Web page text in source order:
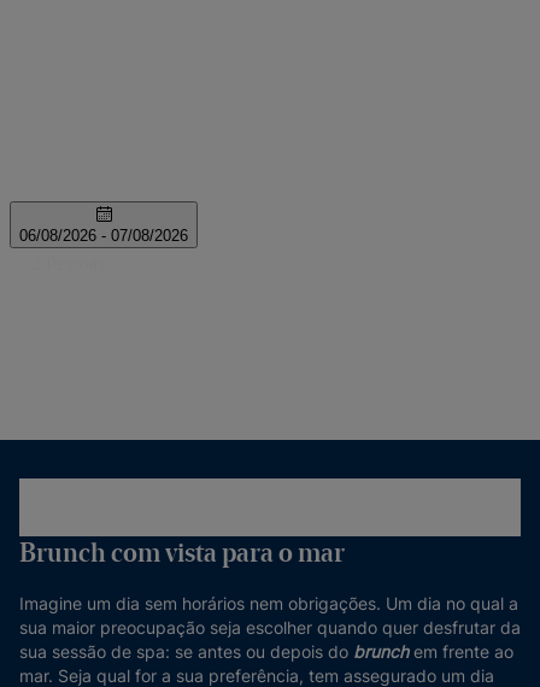
Brunch com vista para o mar
Imagine um dia sem horários nem obrigações. Um dia no qual a
sua maior preocupação seja escolher quando quer desfrutar da
sua sessão de spa: se antes ou depois do brunch em frente ao
mar. Seja qual for a sua preferência, tem assegurado um dia